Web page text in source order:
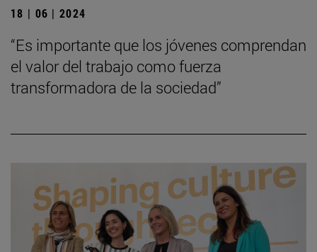
18 | 06 | 2024
“Es importante que los jóvenes comprendan
el valor del trabajo como fuerza
transformadora de la sociedad”